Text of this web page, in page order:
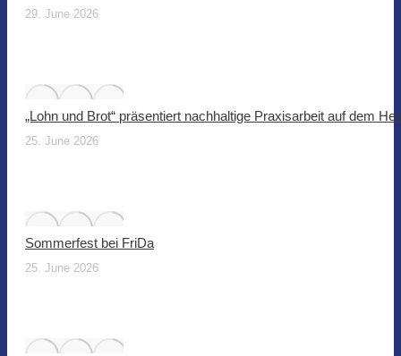
29. June 2026
„Lohn und Brot“ präsentiert nachhaltige Praxisarbeit auf dem
25. June 2026
Sommerfest bei FriDa
25. June 2026